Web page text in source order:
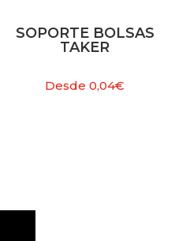
SOPORTE BOLSAS
TAKER
Desde0,04€